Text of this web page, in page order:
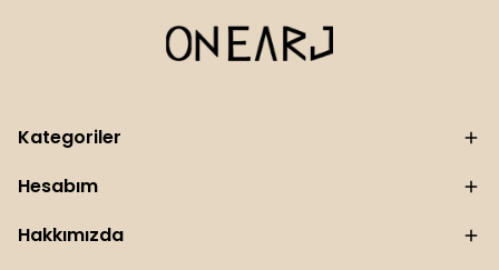
Kategoriler
Hesabım
Hakkımızda